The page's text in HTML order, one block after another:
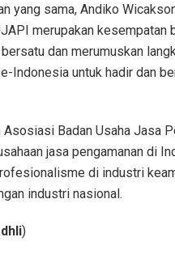
yang sama, Andiko
merupakan
dan merumuskan
Indonesia untuk hadir dan
Asosiasi Badan Usaha Jasa
jasa pengamanan di
di industri
industri nasional.
)